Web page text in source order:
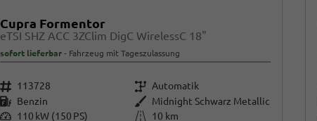
Cupra Formentor
eTSI SHZ ACC 3ZClim DigC WirelessC 18"
sofort lieferbar Fahrzeug mit Tageszulassung
Fahrzeugnr. 113728 Getriebe Automatik
Kraftstoff Benzin Außenfarbe Midnight Schwarz Metallic
Leistung 110 kW (150 PS) Kilometerstand 10 km